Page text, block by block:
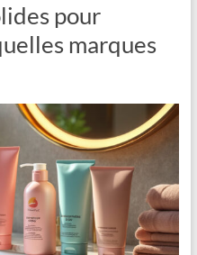
pour
marques